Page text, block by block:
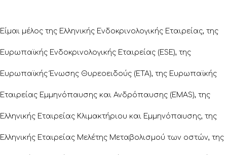
Είμαι μέλος της Ελληνικής Ενδοκρινολογικής Εταιρείας, της
Ευρωπαϊκής Ενδοκρινολογικής Εταιρείας (ESE), της
Ευρωπαϊκής Ένωσης Θυρεοειδούς (ETA), της Ευρωπαϊκής
Εταιρείας Εμμηνόπαυσης και Ανδρόπαυσης (EMAS), της
Ελληνικής Εταιρείας Κλιμακτήριου και Εμμηνόπαυσης, της
Ελληνικής Εταιρείας Μελέτης Μεταβολισμού των οστών, της